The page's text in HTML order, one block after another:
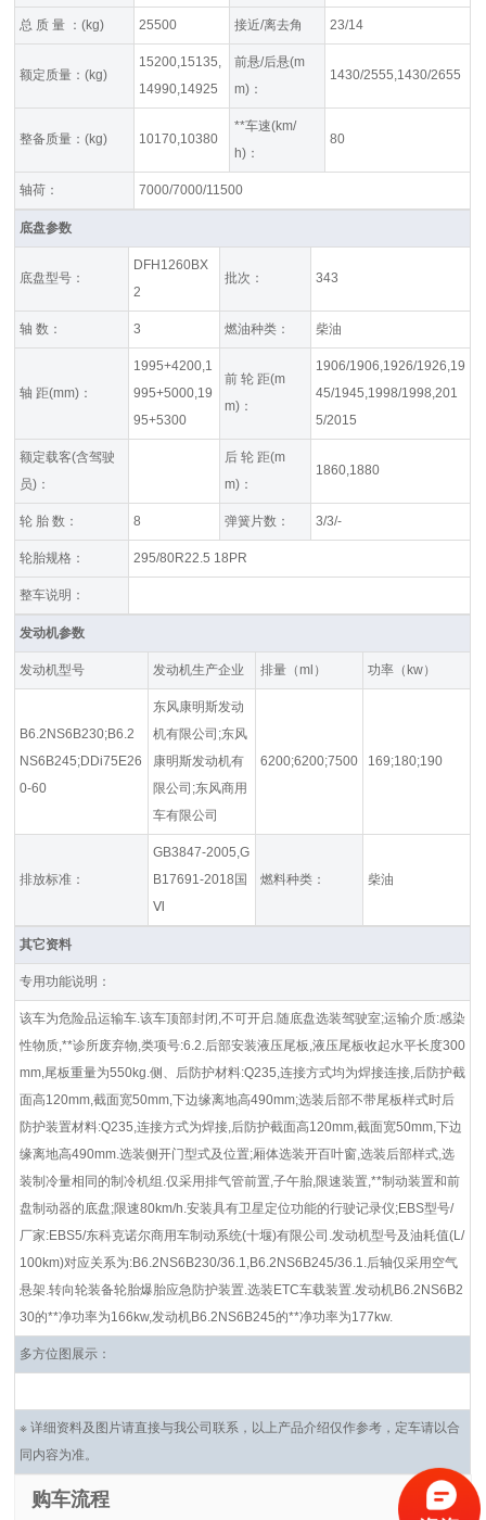
总 质 量 ：(kg) 25500 接近/离去角 23/14
额定质量：(kg)
15200,15135,
14990,14925
前悬/后悬(m
m)：
1430/2555,1430/2655
整备质量：(kg) 10170,10380
**车速(km/
h)：
80
轴荷： 7000/7000/11500
底盘参数
底盘型号：
DFH1260BX
2
批次： 343
轴 数： 3 燃油种类： 柴油
轴 距(mm)：
1995+4200,1
995+5000,19
95+5300
前 轮 距(m
m)：
1906/1906,1926/1926,19
45/1945,1998/1998,201
5/2015
额定载客(含驾驶
员)：
后 轮 距(m
m)：
1860,1880
轮 胎 数： 8 弹簧片数： 3/3/-
轮胎规格： 295/80R22.5 18PR
整车说明：
发动机参数
发动机型号 发动机生产企业 排量（ml） 功率（kw）
B6.2NS6B230;B6.2
NS6B245;DDi75E26
0-60
东风康明斯发动
机有限公司;东风
康明斯发动机有
限公司;东风商用
车有限公司
6200;6200;7500 169;180;190
排放标准：
GB3847-2005,G
B17691-2018国
Ⅵ
燃料种类： 柴油
其它资料
专用功能说明：
该车为危险品运输车.该车顶部封闭,不可开启.随底盘选装驾驶室;运输介质:感染
性物质,**诊所废弃物,类项号:6.2.后部安装液压尾板,液压尾板收起水平长度300
mm,尾板重量为550kg.侧、后防护材料:Q235,连接方式均为焊接连接,后防护截
面高120mm,截面宽50mm,下边缘离地高490mm;选装后部不带尾板样式时后
防护装置材料:Q235,连接方式为焊接,后防护截面高120mm,截面宽50mm,下边
缘离地高490mm.选装侧开门型式及位置;厢体选装开百叶窗,选装后部样式,选
装制冷量相同的制冷机组.仅采用排气管前置,子午胎,限速装置,**制动装置和前
盘制动器的底盘;限速80km/h.安装具有卫星定位功能的行驶记录仪;EBS型号/
厂家:EBS5/东科克诺尔商用车制动系统(十堰)有限公司.发动机型号及油耗值(L/
100km)对应关系为:B6.2NS6B230/36.1,B6.2NS6B245/36.1.后轴仅采用空气
悬架.转向轮装备轮胎爆胎应急防护装置.选装ETC车载装置.发动机B6.2NS6B2
30的**净功率为166kw,发动机B6.2NS6B245的**净功率为177kw.
多方位图展示：
※ 详细资料及图片请直接与我公司联系，以上产品介绍仅作参考，定车请以合
同内容为准。
购车流程